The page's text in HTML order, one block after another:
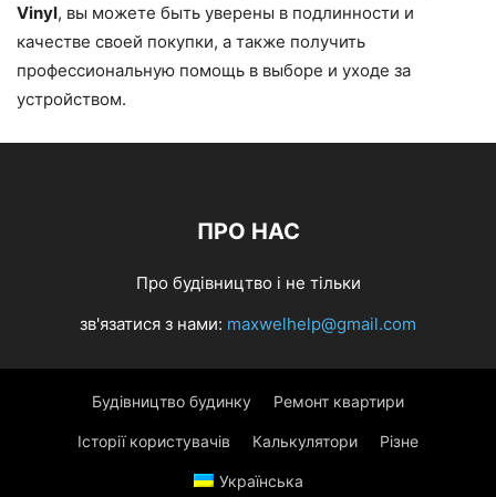
Vinyl, вы можете быть уверены в подлинности и
качестве своей покупки, а также получить
профессиональную помощь в выборе и уходе за
устройством.
ПРО НАС
Про будівництво і не тільки
зв'язатися з нами: maxwelhelp@gmail.com
Будівництво будинку Ремонт квартири
Історії користувачів Калькулятори Різне
Українська